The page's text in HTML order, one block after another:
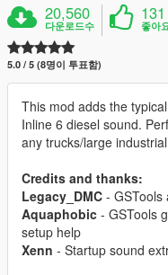
20,560
다운로드수
131
좋아
5.0 / 5 (8명이 투표함)
This mod adds the
Inline 6 diesel sound.
any trucks/large
Credits and thanks:
Legacy_DMC - GSTools
Aquaphobic - GSTools
setup help
Xenn - Startup sound